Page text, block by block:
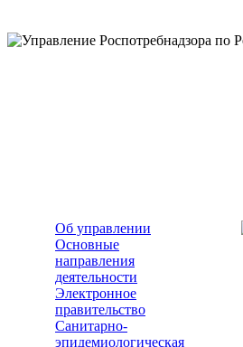
Об управлении
Основные
направления
деятельности
Электронное
правительство
Санитарно-
эпидемиологическая